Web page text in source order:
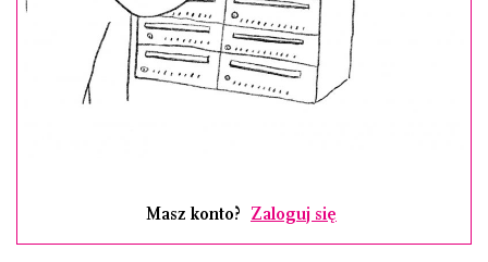
Masz konto? Zaloguj się